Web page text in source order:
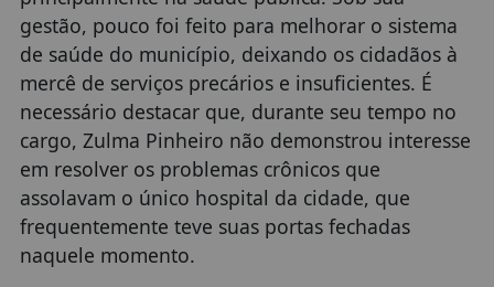
gestão, pouco foi feito para melhorar o sistema
de saúde do município, deixando os cidadãos à
mercê de serviços precários e insuficientes. É
necessário destacar que, durante seu tempo no
cargo, Zulma Pinheiro não demonstrou interesse
em resolver os problemas crônicos que
assolavam o único hospital da cidade, que
frequentemente teve suas portas fechadas
naquele momento.